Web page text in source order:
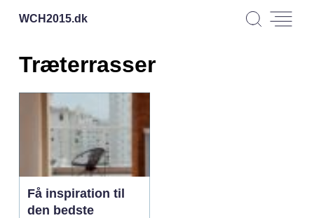
WCH2015.dk
Træterrasser
Få inspiration til
den bedste